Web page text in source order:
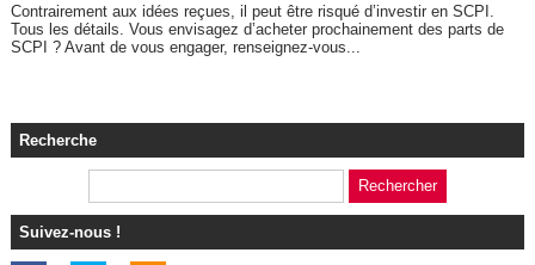
Contrairement aux idées reçues, il peut être risqué d’investir en SCPI.
Tous les détails. Vous envisagez d’acheter prochainement des parts de
SCPI ? Avant de vous engager, renseignez-vous...
Recherche
Suivez-nous !